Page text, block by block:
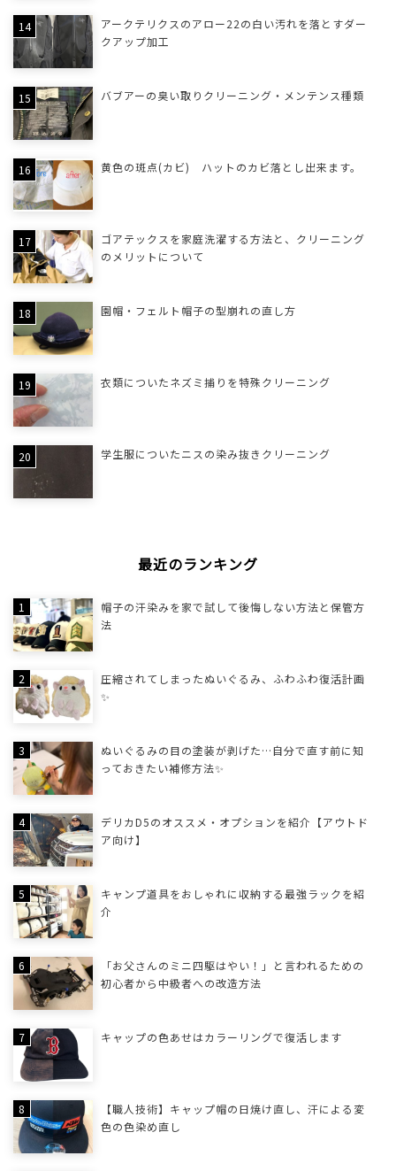
アークテリクスのアロー22の白い汚れを落とすダー
クアップ加工
バブアーの臭い取りクリーニング・メンテンス種類
黄色の斑点(カビ) ハットのカビ落とし出来ます。
ゴアテックスを家庭洗濯する方法と、クリーニング
のメリットについて
園帽・フェルト帽子の型崩れの直し方
衣類についたネズミ捕りを特殊クリーニング
学生服についたニスの染み抜きクリーニング
最近のランキング
帽子の汗染みを家で試して後悔しない方法と保管方
法
圧縮されてしまったぬいぐるみ、ふわふわ復活計画
✨
ぬいぐるみの目の塗装が剥げた…自分で直す前に知
っておきたい補修方法✨
デリカD5のオススメ・オプションを紹介【アウトド
ア向け】
キャンプ道具をおしゃれに収納する最強ラックを紹
介
「お父さんのミニ四駆はやい！」と言われるための
初心者から中級者への改造方法
キャップの色あせはカラーリングで復活します
【職人技術】キャップ帽の日焼け直し、汗による変
色の色染め直し